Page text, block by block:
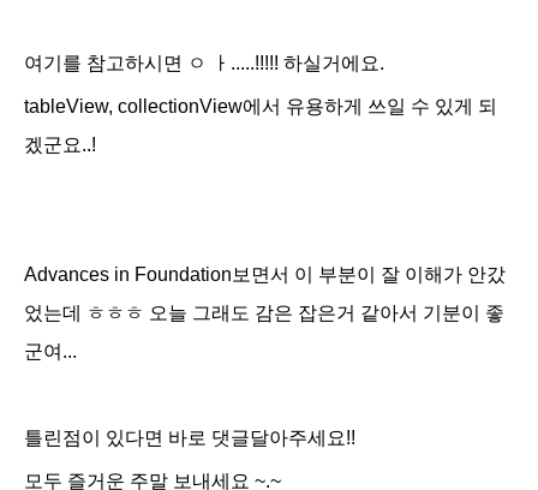
여기를 참고하시면 ㅇ ㅏ.....!!!!! 하실거에요.
tableView, collectionView에서 유용하게 쓰일 수 있게 되
겠군요..!
Advances in Foundation보면서 이 부분이 잘 이해가 안갔
었는데 ㅎㅎㅎ 오늘 그래도 감은 잡은거 같아서 기분이 좋
군여...
틀린점이 있다면 바로 댓글달아주세요!!
모두 즐거운 주말 보내세요 ~.~